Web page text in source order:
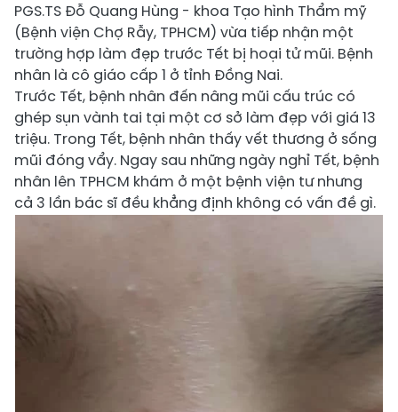
PGS.TS Đỗ Quang Hùng - khoa Tạo hình Thẩm mỹ
(Bệnh viện Chợ Rẫy, TPHCM) vừa tiếp nhận một
trường hợp làm đẹp trước Tết bị hoại tử mũi. Bệnh
nhân là cô giáo cấp 1 ở tỉnh Đồng Nai.
Trước Tết, bệnh nhân đến nâng mũi cấu trúc có
ghép sụn vành tai tại một cơ sở làm đẹp với giá 13
triệu. Trong Tết, bệnh nhân thấy vết thương ở sống
mũi đóng vẩy. Ngay sau những ngày nghỉ Tết, bệnh
nhân lên TPHCM khám ở một bệnh viện tư nhưng
cả 3 lần bác sĩ đều khẳng định không có vấn đề gì.